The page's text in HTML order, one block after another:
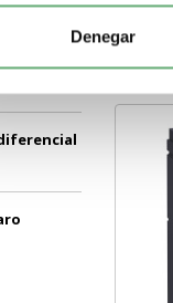
Denegar